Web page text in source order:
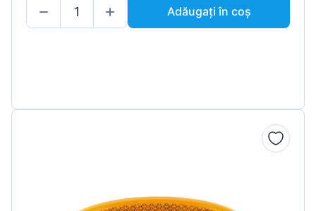
Adăugați în coș